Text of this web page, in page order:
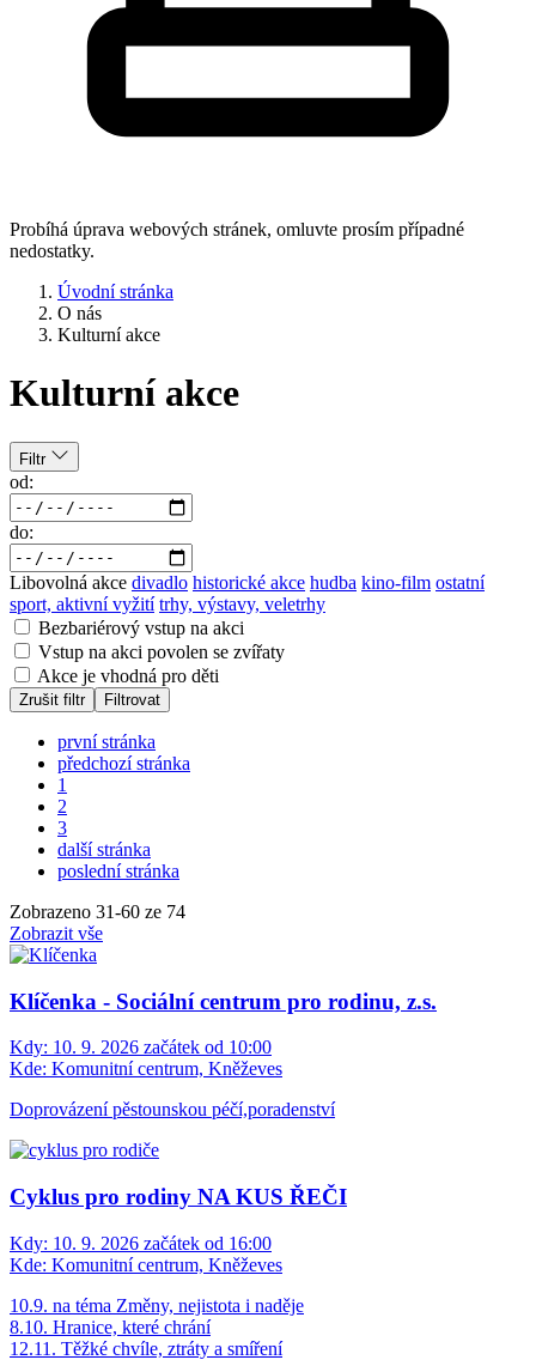
Probíhá úprava webových stránek, omluvte prosím případné
nedostatky.
Úvodní stránka
O nás
Kulturní akce
Kulturní akce
Filtr
od:
do:
Libovolná akce divadlo historické akce hudba kino-film ostatní
sport, aktivní vyžití trhy, výstavy, veletrhy
Bezbariérový vstup na akci
Vstup na akci povolen se zvířaty
Akce je vhodná pro děti
Zrušit filtr Filtrovat
první stránka
předchozí stránka
1
2
3
další stránka
poslední stránka
Zobrazeno 31-60 ze 74
Zobrazit vše
Klíčenka - Sociální centrum pro rodinu, z.s.
Kdy: 10. 9. 2026 začátek od 10:00
Kde: Komunitní centrum, Kněževes
Doprovázení pěstounskou péčí,poradenství
Cyklus pro rodiny NA KUS ŘEČI
Kdy: 10. 9. 2026 začátek od 16:00
Kde: Komunitní centrum, Kněževes
10.9. na téma Změny, nejistota i naděje
8.10. Hranice, které chrání
12.11. Těžké chvíle, ztráty a smíření